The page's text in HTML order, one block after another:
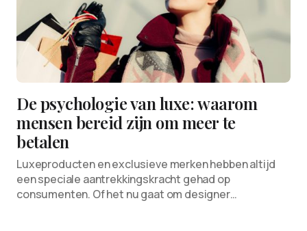
De psychologie van luxe: waarom
mensen bereid zijn om meer te
betalen
Luxeproducten en exclusieve merken hebben altijd
een speciale aantrekkingskracht gehad op
consumenten. Of het nu gaat om designer…